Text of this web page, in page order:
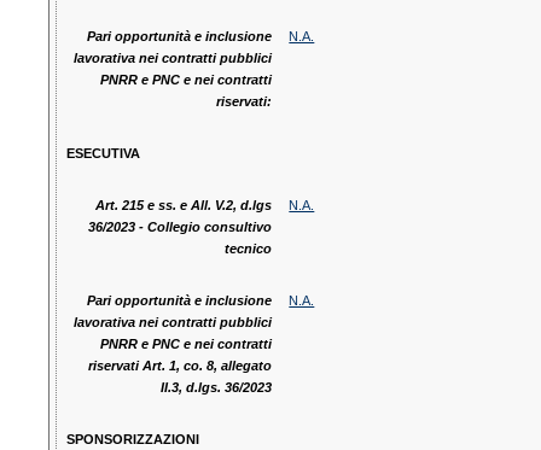
Pari opportunità e inclusione
lavorativa nei contratti pubblici
PNRR e PNC e nei contratti
riservati:
N.A.
ESECUTIVA
Art. 215 e ss. e All. V.2, d.lgs
36/2023 - Collegio consultivo
tecnico
N.A.
Pari opportunità e inclusione
lavorativa nei contratti pubblici
PNRR e PNC e nei contratti
riservati Art. 1, co. 8, allegato
II.3, d.lgs. 36/2023
N.A.
SPONSORIZZAZIONI